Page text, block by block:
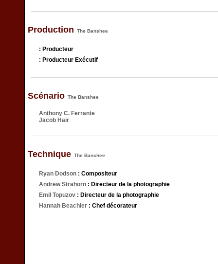
Production The Banshee
: Producteur
: Producteur Exécutif
Scénario The Banshee
Anthony C. Ferrante
Jacob Hair
Technique The Banshee
Ryan Dodson : Compositeur
Andrew Strahorn : Directeur de la photographie
Emil Topuzov : Directeur de la photographie
Hannah Beachler : Chef décorateur